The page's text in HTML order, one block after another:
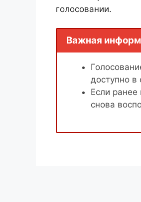
голосовании.
Важная
доступно
Если
снова